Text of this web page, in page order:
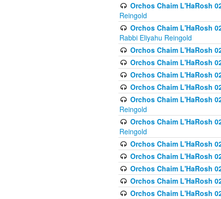
Orchos Chaim L'HaRosh
Reingold
Orchos Chaim L'HaRosh
Rabbi Eliyahu Reingold
Orchos Chaim L'HaRosh
Orchos Chaim L'HaRosh
Orchos Chaim L'HaRosh
Orchos Chaim L'HaRosh
Orchos Chaim L'HaRosh
Reingold
Orchos Chaim L'HaRosh
Reingold
Orchos Chaim L'HaRosh
Orchos Chaim L'HaRosh
Orchos Chaim L'HaRosh
Orchos Chaim L'HaRosh
Orchos Chaim L'HaRosh